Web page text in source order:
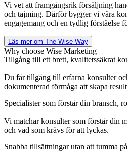
Vi vet att framgångsrik försäljning
och tajming. Därför bygger vi våra
engagemang och en tydlig förståelse
Läs mer om The Wise Way
Why choose Wise Marketing
Tillgång till ett brett, kvalitetssäkrat
Du får tillgång till erfarna konsulter
dokumenterad förmåga att skapa
Specialister som förstår din bransch,
Vi matchar konsulter som förstår din
och vad som krävs för att lyckas.
Snabba tillsättningar utan att tumma